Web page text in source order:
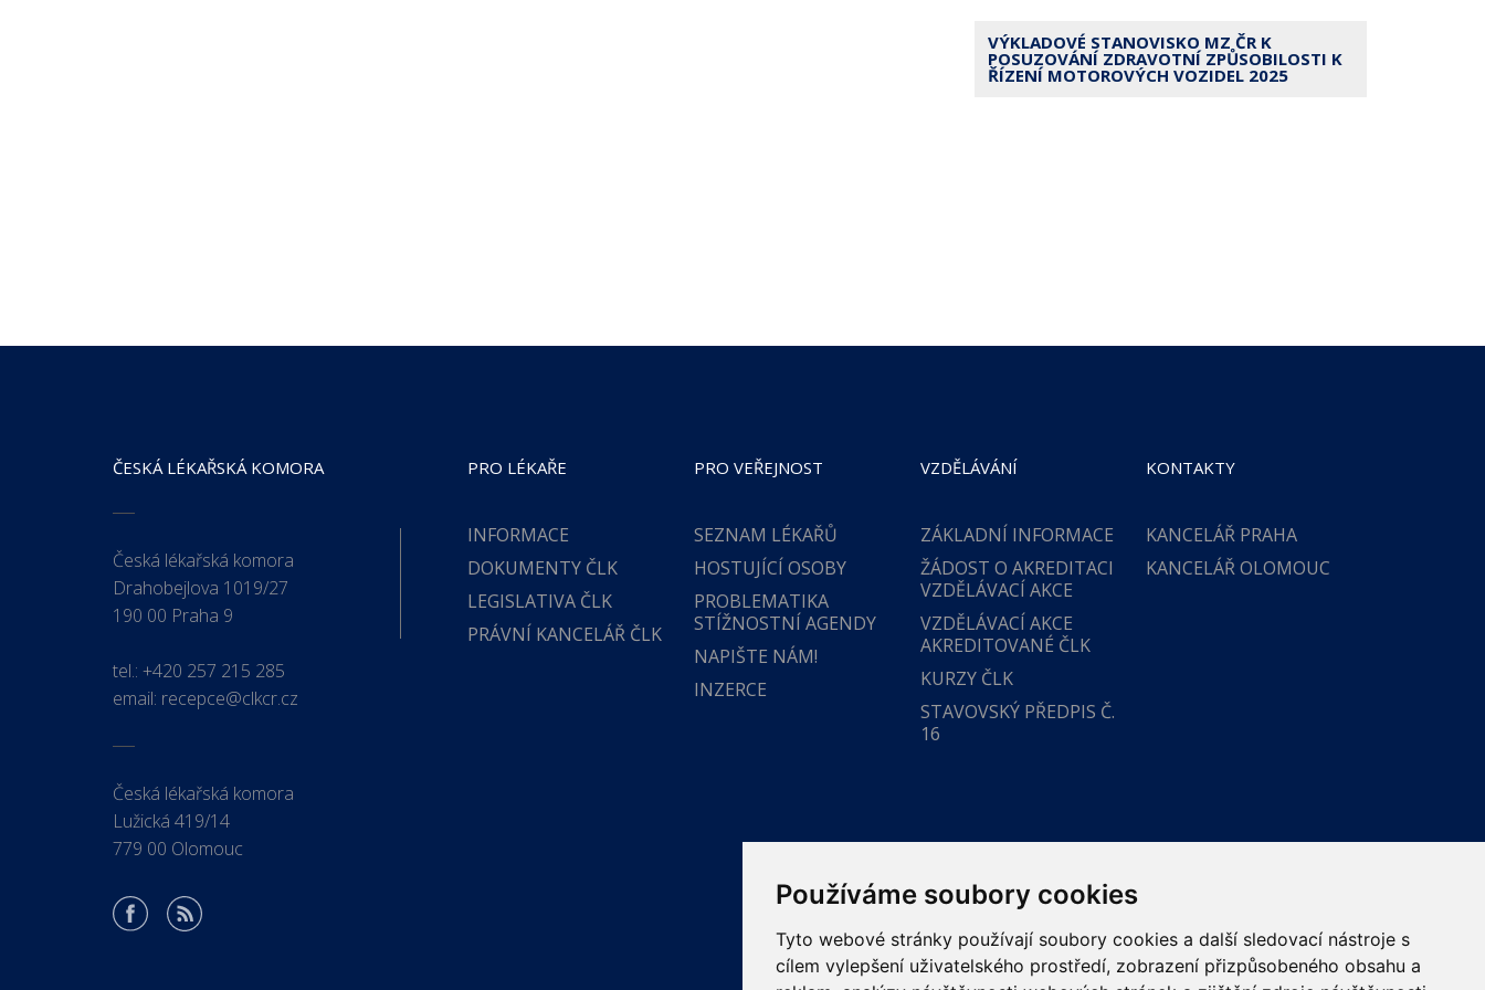
Používáme soubory cookies
Tyto webové stránky používají soubory cookies a další sledovací nástroje s
cílem vylepšení uživatelského prostředí, zobrazení přizpůsobeného obsahu a
VÝKLADOVÉ STANOVISKO MZ ČR K
POSUZOVÁNÍ ZDRAVOTNÍ ZPŮSOBILOSTI K
ŘÍZENÍ MOTOROVÝCH VOZIDEL 2025
ČESKÁ LÉKAŘSKÁ KOMORA
Česká lékařská komora
Drahobejlova 1019/27
190 00 Praha 9
tel.: +420 257 215 285
email: recepce@clkcr.cz
Česká lékařská komora
Lužická 419/14
779 00 Olomouc
PRO LÉKAŘE
INFORMACE
DOKUMENTY ČLK
LEGISLATIVA ČLK
PRÁVNÍ KANCELÁŘ ČLK
PRO VEŘEJNOST
SEZNAM LÉKAŘŮ
HOSTUJÍCÍ OSOBY
PROBLEMATIKA
STÍŽNOSTNÍ AGENDY
NAPIŠTE NÁM!
INZERCE
VZDĚLÁVÁNÍ
ZÁKLADNÍ INFORMACE
ŽÁDOST O AKREDITACI
VZDĚLÁVACÍ AKCE
VZDĚLÁVACÍ AKCE
AKREDITOVANÉ ČLK
KURZY ČLK
STAVOVSKÝ PŘEDPIS Č.
16
KONTAKTY
KANCELÁŘ PRAHA
KANCELÁŘ OLOMOUC